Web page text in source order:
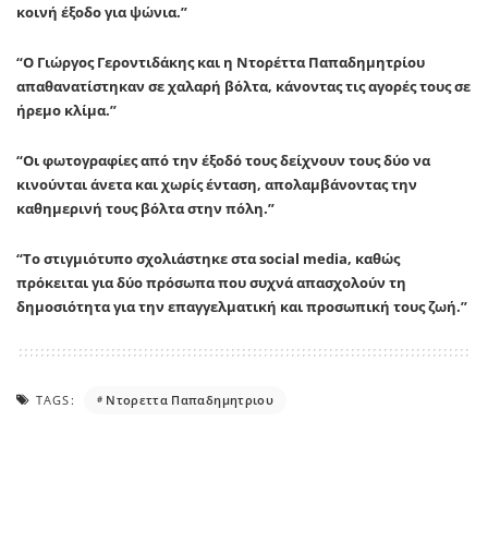
κοινή έξοδο για ψώνια.”
“Ο Γιώργος Γεροντιδάκηςκαι η Ντορέττα Παπαδημητρίου
απαθανατίστηκαν σε χαλαρή βόλτα, κάνοντας τις αγορές τους σε
ήρεμο κλίμα.”
“Οι φωτογραφίες από την έξοδό τους δείχνουν τους δύο να
κινούνται άνετα και χωρίς ένταση, απολαμβάνοντας την
καθημερινή τους βόλτα στην πόλη.”
“Το στιγμιότυπο σχολιάστηκε στα social media, καθώς
πρόκειται για δύο πρόσωπα που συχνά απασχολούν τη
δημοσιότητα για την επαγγελματική και προσωπική τους ζωή.”
TAGS: Ντορεττα Παπαδημητριου